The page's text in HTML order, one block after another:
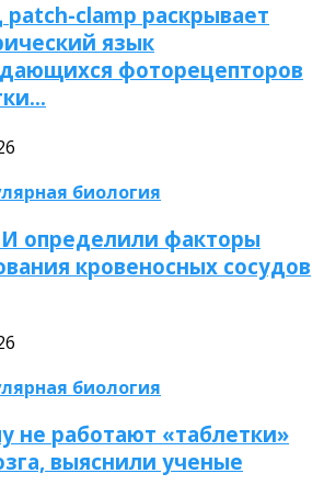
clamp раскрывает
язык
фоторецепторов
биология
определили факторы
кровеносных сосудов
биология
не работают «таблетки»
выяснили ученые